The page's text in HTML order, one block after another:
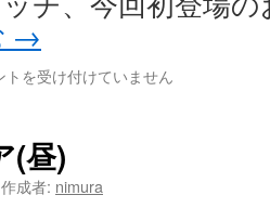
→
トを受け付けていません
(昼)
作成者: nimura